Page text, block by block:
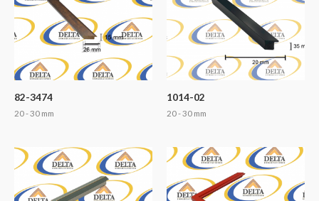
82-3474
20 - 30 mm
1014-02
20 - 30 mm